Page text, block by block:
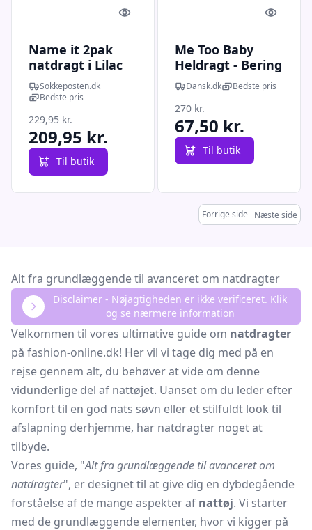
Quick look
Name it 2pak
natdragt i Lilac
med hjorte til
børn
Sokkeposten.dk
Bedste pris
229,95 kr.
209,95 kr.
Til butik
Quick
Me Too Baby
Heldragt - Bering
Sea - 62
Dansk.dk Bedste pris
270 kr.
67,50 kr.
Til butik
Forrige side Næste side
Alt fra grundlæggende til avanceret om natdragter
Disclaimer - Nøjagtigheden er ikke verificeret. Klik
og se nærmere information
Velkommen til vores ultimative guide om natdragter
på fashion-online.dk! Her vil vi tage dig med på en
rejse gennem alt, du behøver at vide om denne
vidunderlige del af nattøjet. Uanset om du leder efter
komfort til en god nats søvn eller et stilfuldt look til
afslapning derhjemme, har natdragter noget at
tilbyde.
Vores guide, "Alt fra grundlæggende til avanceret om
natdragter", er designet til at give dig en dybdegående
forståelse af de mange aspekter af nattøj. Vi starter
med de grundlæggende elementer, hvor vi kigger på